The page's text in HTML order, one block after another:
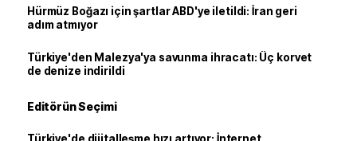
Hürmüz Boğazı için şartlar ABD'ye iletildi: İran geri
adım atmıyor
Türkiye'den Malezya'ya savunma ihracatı: Üç korvet
de denize indirildi
Editörün Seçimi